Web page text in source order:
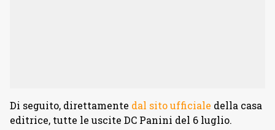
Di seguito, direttamente dal sito ufficiale della casa
editrice, tutte le uscite DC Panini del 6 luglio.